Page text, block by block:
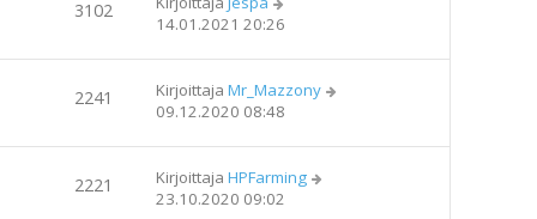
3102
14.01.2021 20:26
2241 Kirjoittaja Mr_Mazzony
09.12.2020 08:48
2221 Kirjoittaja HPFarming
23.10.2020 09:02